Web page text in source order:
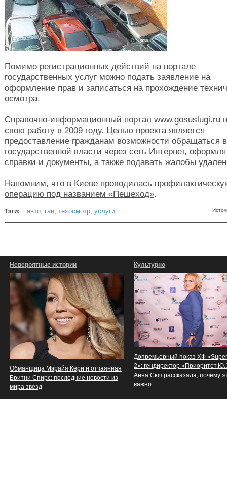
Помимо регистрационных действий на портале
государственных услуг можно подать заявление на
оформление прав и записаться на прохождение
осмотра.
Справочно-информационный портал www.gosuslugi.ru
свою работу в 2009 году. Целью проекта является
предоставление гражданам возможности обращаться
государственной власти через сеть Интернет,
справки и документы, а также подавать жалобы
Напомним, что в Киеве проводилась
операцию под названием «Пешеход».
Тэги: авто, гаи, техосмотр, услуги
Невероятные истории
Обманщица Мэрайя Кери и отчаянная
Бритни Спирс: последние новости из
мира звезд
Культурно
Допремьерный показ ХФ
2»: гендиректор
Анна Сюч рассказала, почему
важно